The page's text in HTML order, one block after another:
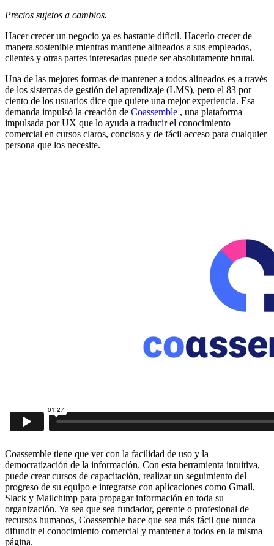
Precios sujetos a cambios.
Hacer crecer un negocio ya es bastante difícil. Hacerlo crecer de
manera sostenible mientras mantiene alineados a sus empleados,
clientes y otras partes interesadas puede ser absolutamente brutal.
Una de las mejores formas de mantener a todos alineados es a través
de los sistemas de gestión del aprendizaje (LMS), pero el 83 por
ciento de los usuarios dice que quiere una mejor experiencia. Esa
demanda impulsó la creación de Coassemble , una plataforma
impulsada por UX que lo ayuda a traducir el conocimiento
comercial en cursos claros, concisos y de fácil acceso para cualquier
persona que los necesite.
Coassemble tiene que ver con la facilidad de uso y la
democratización de la información. Con esta herramienta intuitiva,
puede crear cursos de capacitación, realizar un seguimiento del
progreso de su equipo e integrarse con aplicaciones como Gmail,
Slack y Mailchimp para propagar información en toda su
organización. Ya sea que sea fundador, gerente o profesional de
recursos humanos, Coassemble hace que sea más fácil que nunca
difundir el conocimiento comercial y mantener a todos en la misma
página.